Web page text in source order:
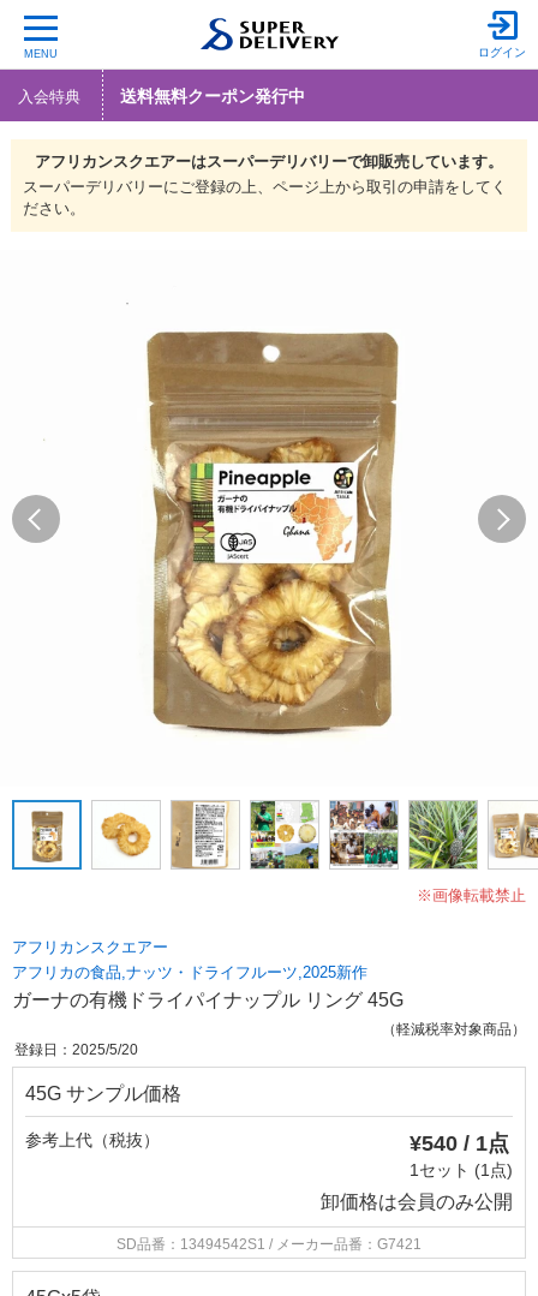
MENU ログイン
入会特典 送料無料クーポン発行中
アフリカンスクエアーはスーパーデリバリーで卸販売しています。
スーパーデリバリーにご登録の上、ページ上から取引の申請をしてく
ださい。
※画像転載禁止
アフリカンスクエアー
アフリカの食品,ナッツ・ドライフルーツ,2025新作
ガーナの有機ドライパイナップル リング 45G
（軽減税率対象商品）
登録日：2025/5/20
45G サンプル価格
参考上代（税抜） ¥540 / 1点
1セット (1点)
卸価格は会員のみ公開
SD品番：13494542S1 / メーカー品番：G7421